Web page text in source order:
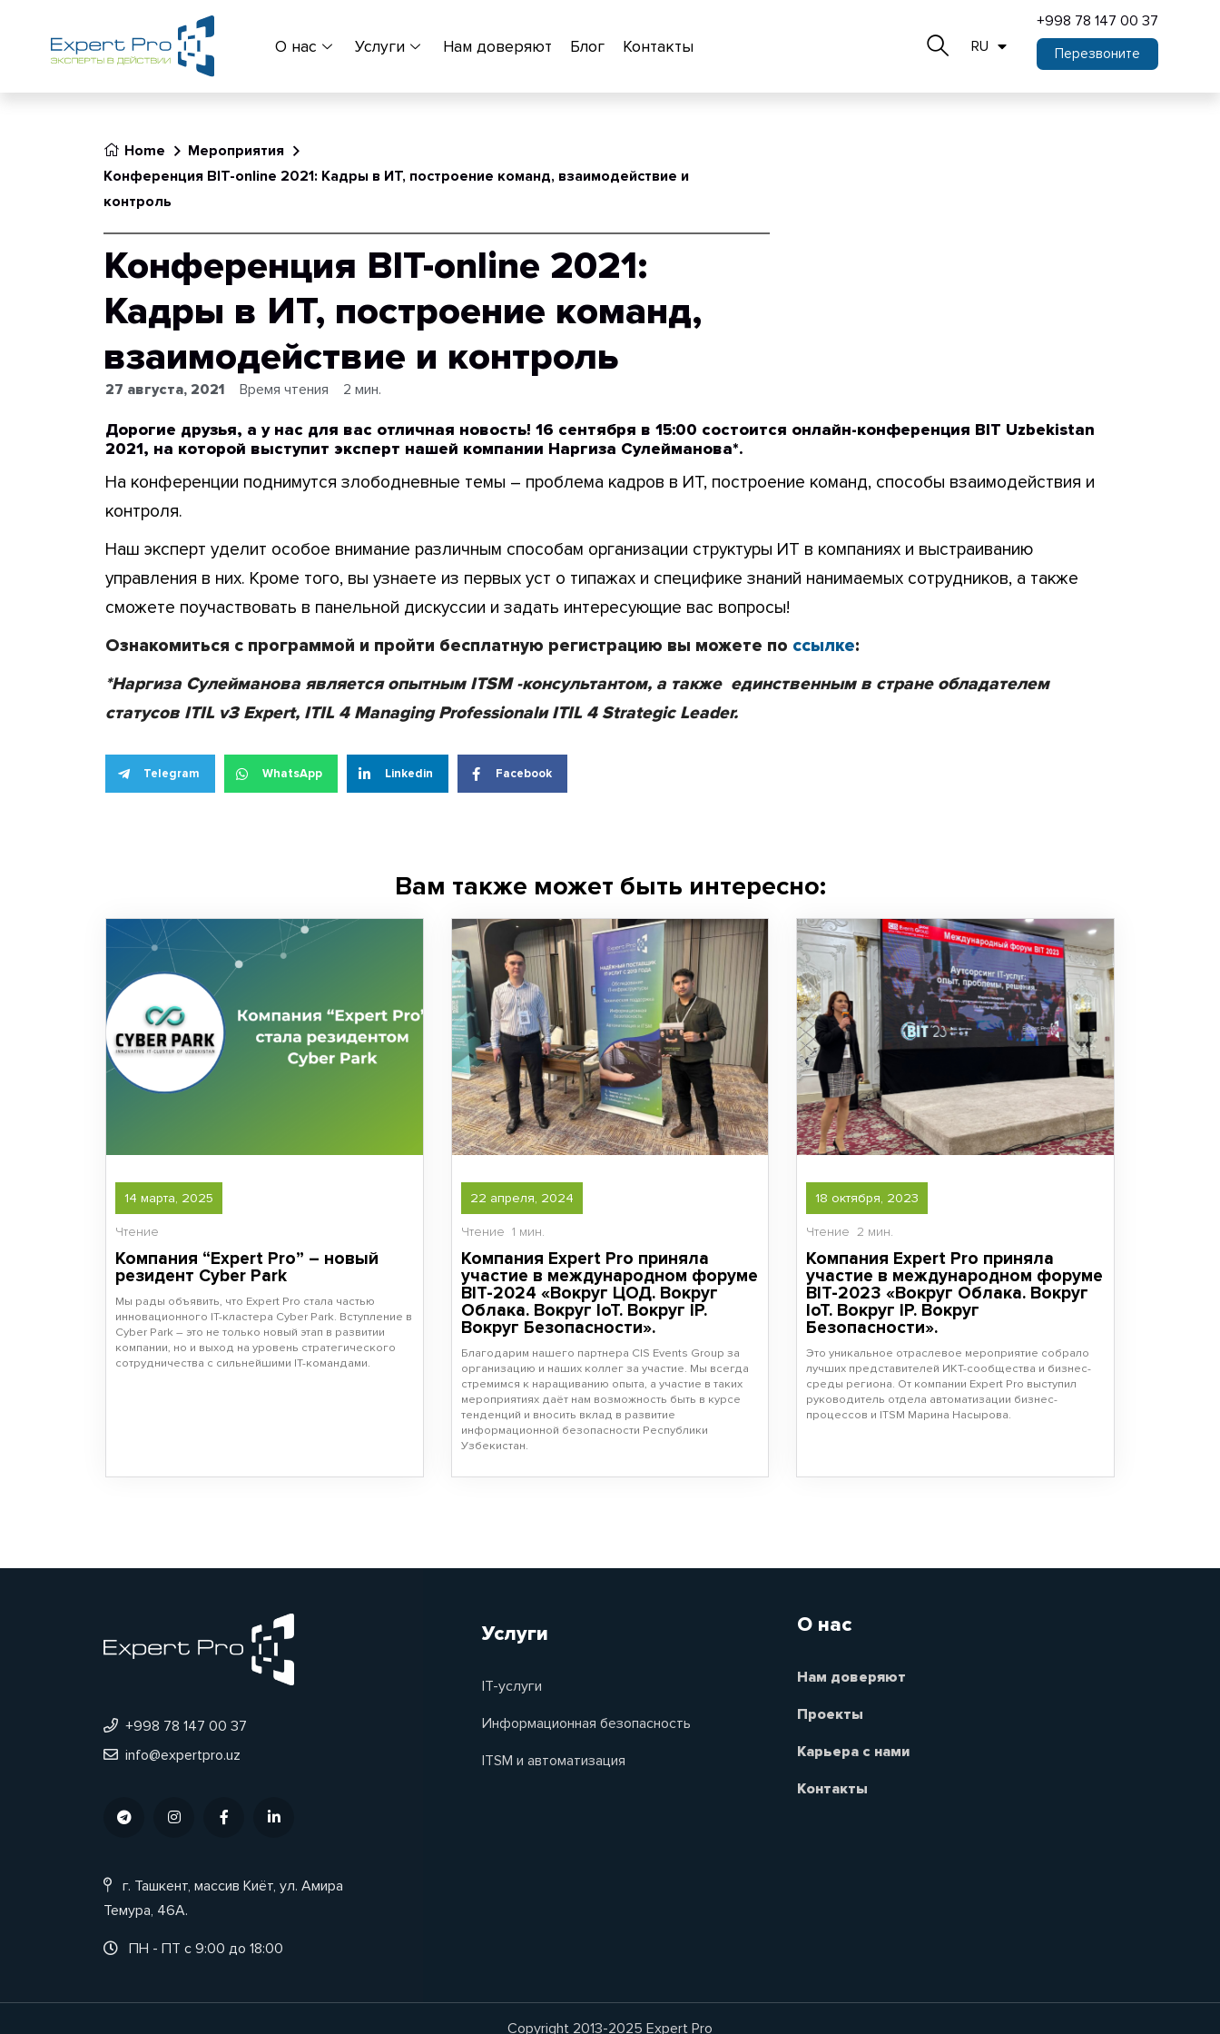
О нас Услуги Нам доверяют Блог Контакты RU
+998 78 147 00 37
Перезвоните
Home
Мероприятия
Конференция BIT-online 2021: Кадры в ИТ, построение команд, взаимодействие и
контроль
Конференция BIT-online 2021:
Кадры в ИТ, построение команд,
взаимодействие и контроль
27 августа, 2021 Время чтения 2 мин.
Дорогие друзья, а у нас для вас отличная новость! 16 сентября в 15:00 состоится онлайн-конференция BIT Uzbekistan
2021, на которой выступит эксперт нашей компании Наргиза Сулейманова*.
На конференции поднимутся злободневные темы – проблема кадров в ИТ, построение команд, способы взаимодействия и
контроля.
Наш эксперт уделит особое внимание различным способам организации структуры ИТ в компаниях и выстраиванию
управления в них. Кроме того, вы узнаете из первых уст о типажах и специфике знаний нанимаемых сотрудников, а также
сможете поучаствовать в панельной дискуссии и задать интересующие вас вопросы!
Ознакомиться с программой и пройти бесплатную регистрацию вы можете по ссылке:
*Наргиза Сулейманова является опытным ITSM -консультантом, а также единственным в стране обладателем
статусов ITIL v3 Expert, ITIL 4 Managing Professionalи ITIL 4 Strategic Leader.
Telegram WhatsApp Linkedin Facebook
Вам также может быть интересно:
14 марта, 2025
Чтение
Компания “Expert Pro” – новый
резидент Cyber Park
Мы рады объявить, что Expert Pro стала частью
инновационного IT-кластера Cyber Park. Вступление в
Cyber Park – это не только новый этап в развитии
компании, но и выход на уровень стратегического
сотрудничества с сильнейшими IT-командами.
22 апреля, 2024
Чтение 1 мин.
Компания Expert Pro приняла
участие в международном форуме
BIT-2024 «Вокруг ЦОД. Вокруг
Облака. Вокруг IoT. Вокруг IP.
Вокруг Безопасности».
Благодарим нашего партнера CIS Events Group за
организацию и наших коллег за участие. Мы всегда
стремимся к наращиванию опыта, а участие в таких
мероприятиях даёт нам возможность быть в курсе
тенденций и вносить вклад в развитие
информационной безопасности Республики
Узбекистан.
18 октября, 2023
Чтение 2 мин.
Компания Expert Pro приняла
участие в международном форуме
BIT-2023 «Вокруг Облака. Вокруг
IoT. Вокруг IP. Вокруг
Безопасности».
Это уникальное отраслевое мероприятие собрало
лучших представителей ИКТ-сообщества и бизнес-
среды региона. От компании Expert Pro выступил
руководитель отдела автоматизации бизнес-
процессов и ITSM Марина Насырова.
+998 78 147 00 37
info@expertpro.uz
г. Ташкент, массив Киёт, ул. Амира
Темура, 46А.
ПН - ПТ с 9:00 до 18:00
Услуги
IT-услуги
Информационная безопасность
ITSM и автоматизация
О нас
Нам доверяют
Проекты
Карьера с нами
Контакты
Copyright 2013-2025 Expert Pro